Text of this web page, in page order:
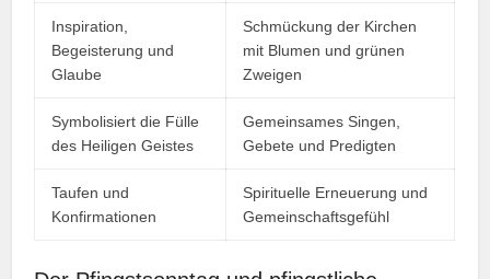
Inspiration,
Begeisterung und
Glaube
Schmückung der Kirchen
mit Blumen und grünen
Zweigen
Symbolisiert die Fülle
des Heiligen Geistes
Gemeinsames Singen,
Gebete und Predigten
Taufen und
Konfirmationen
Spirituelle Erneuerung und
Gemeinschaftsgefühl